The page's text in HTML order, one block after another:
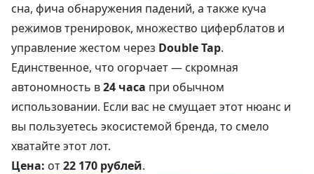
сна, фича обнаружения падений, а также куча
режимов тренировок, множество циферблатов и
управление жестом через Double Tap.
Единственное, что огорчает — скромная
автономность в24 часа при обычном
использовании. Если вас не смущает этот нюанс и
вы пользуетесь экосистемой бренда, то смело
хватайте этот лот.
Цена: от22 170 рублей.